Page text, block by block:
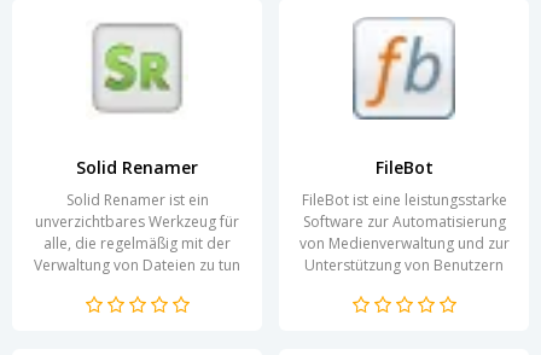
Solid Renamer
Solid Renamer ist ein
unverzichtbares Werkzeug für
alle, die regelmäßig mit der
Verwaltung von Dateien zu tun
ermöglicht es Benutzern,...
FileBot
FileBot ist eine leistungsstarke
Software zur Automatisierung
von Medienverwaltung und zur
Unterstützung von Benutzern
Filmsammlung...